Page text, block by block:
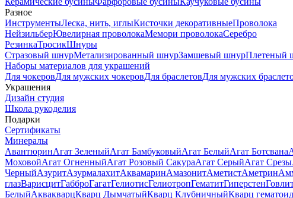
Разное
ИнструментыЛеска, нить, иглыКисточки декоративныеПроволока
НейзильберЮвелирная проволокаМемори проволокаСеребро
РезинкаТросикШнуры
Стразовый шнурМетализированный шнурЗамшевый шнурПлетеный
Наборы материалов для украшений
Для чокеровДля мужских чокеровДля браслетовДля мужских
Украшения
Дизайн студия
Школа рукоделия
Подарки
Сертификаты
Минералы
АвантюринАгат ЗеленыйАгат БамбуковыйАгат БелыйАгат Ботсвана
МоховойАгат ОгненныйАгат Розовый СакураАгат СерыйАгат Срезы
ЧерныйАзуритАзурмалахитАквамаринАмазонитАметистАметрин
глазВарисцитГабброГагатГелиотисГелиотропГематитГиперстен
БелыйАквакварцКварц ДымчатыйКварц КлубничныйКварц